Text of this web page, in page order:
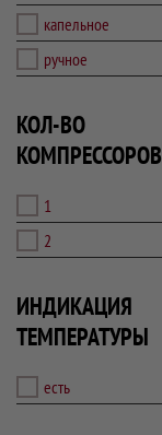
капельное
ручное
КОЛ-ВО
КОМПРЕССОРОВ
1
2
ИНДИКАЦИЯ
ТЕМПЕРАТУРЫ
есть